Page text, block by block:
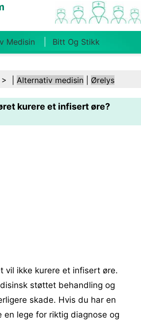
Medisin Bitt Og Stikk
Familiehelse
Helse Folkehelse Og
Prosedyrer Helse
> | Alternativ medisin Ørelys
kurere et infisert øre?
vil ikke kurere et infisert øre.
støttet behandling og
skade. Hvis du har en
en lege for riktig diagnose og